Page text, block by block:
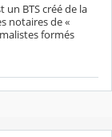
un BTS créé de la
notaires de «
formés